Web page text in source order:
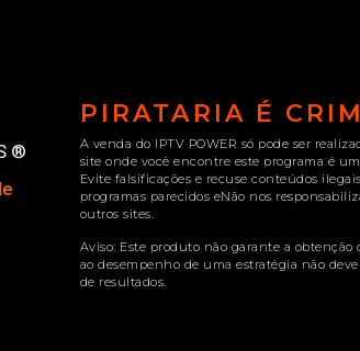
®
PIRATARIA É
A venda do IPTV POWER só pode ser
site onde você encontre este programa é
Evite falsificações e recuse conteúdos
programas parecidos eNão nos
outros sites.
Aviso: Este produto não garante a
ao desempenho de uma estratégia não
de resultados.